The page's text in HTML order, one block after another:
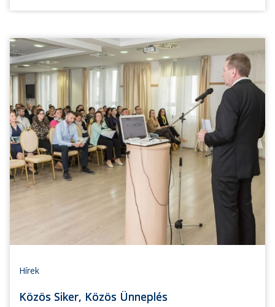
Hírek
Közös Siker, Közös Ünneplés